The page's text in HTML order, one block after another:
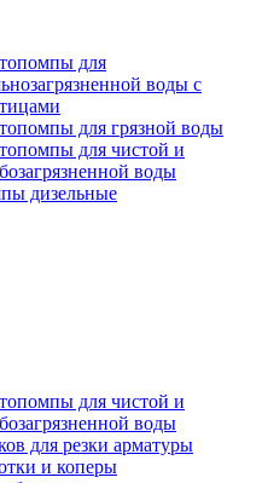
для
воды с
для грязной воды
для чистой и
воды
дизельные
для чистой и
воды
для резки арматуры
и коперы